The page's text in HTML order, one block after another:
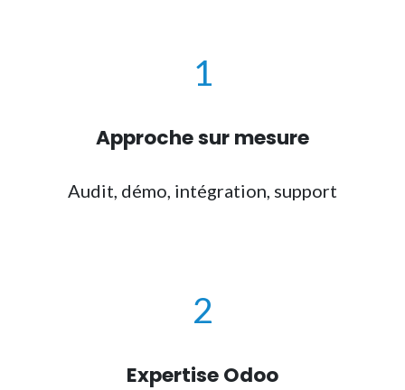
1
Approche sur mesure
Audit, démo, intégration, support
2
Expertise Odoo